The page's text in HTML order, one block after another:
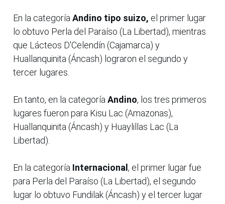
En la categoría Andino tipo suizo, el primer lugar
lo obtuvo Perla del Paraíso (La Libertad), mientras
que Lácteos D'Celendín (Cajamarca) y
Huallanquinita (Áncash) lograron el segundo y
tercer lugares.
En tanto, en la categoría Andino, los tres primeros
lugares fueron para Kisu Lac (Amazonas),
Huallanquinita (Áncash) y Huaylillas Lac (La
Libertad).
En la categoría Internacional , el primer lugar fue
para Perla del Paraíso (La Libertad), el segundo
lugar lo obtuvo Fundilak (Áncash) y el tercer lugar